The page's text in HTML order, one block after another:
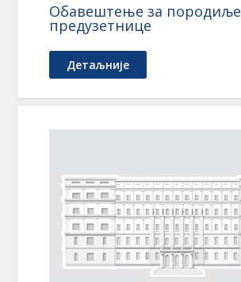
Обавештење за породиље
предузетнице
Детаљније